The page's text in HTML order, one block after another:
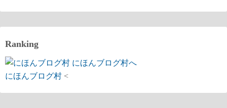
Ranking
にほんブログ村 <